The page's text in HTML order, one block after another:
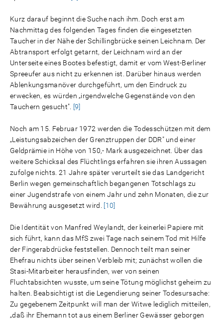
Kurz darauf beginnt die Suche nach ihm. Doch erst am
Nachmittag des folgenden Tages finden die eingesetzten
Taucher in der Nähe der Schillingbrücke seinen Leichnam. Der
Abtransport erfolgt getarnt, der Leichnam wird an der
Unterseite eines Bootes befestigt, damit er vom West-Berliner
Spreeufer aus nicht zu erkennen ist. Darüber hinaus werden
Ablenkungsmanöver durchgeführt, um den Eindruck zu
erwecken, es würden „irgendwelche Gegenstände von den
Tauchern gesucht". [9]
Noch am 15. Februar 1972 werden die Todesschützen mit dem
„Leistungsabzeichen der Grenztruppen der DDR" und einer
Geldprämie in Höhe von 150,- Mark ausgezeichnet. Über das
weitere Schicksal des Flüchtlings erfahren sie ihren Aussagen
zufolge nichts. 21 Jahre später verurteilt sie das Landgericht
Berlin wegen gemeinschaftlich begangenen Totschlags zu
einer Jugendstrafe von einem Jahr und zehn Monaten, die zur
Bewährung ausgesetzt wird. [10]
Die Identität von Manfred Weylandt, der keinerlei Papiere mit
sich führt, kann das MfS zwei Tage nach seinem Tod mit Hilfe
der Fingerabdrücke feststellen. Dennoch teilt man seiner
Ehefrau nichts über seinen Verbleib mit; zunächst wollen die
Stasi-Mitarbeiter herausfinden, wer von seinen
Fluchtabsichten wusste, um seine Tötung möglichst geheim zu
halten. Beabsichtigt ist die Legendierung seiner Todesursache:
Zu gegebenem Zeitpunkt will man der Witwe lediglich mitteilen,
„daß ihr Ehemann tot aus einem Berliner Gewässer geborgen